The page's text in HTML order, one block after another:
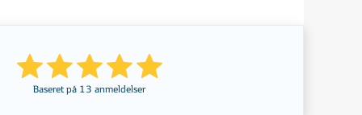
Baseret på 13 anmeldelser